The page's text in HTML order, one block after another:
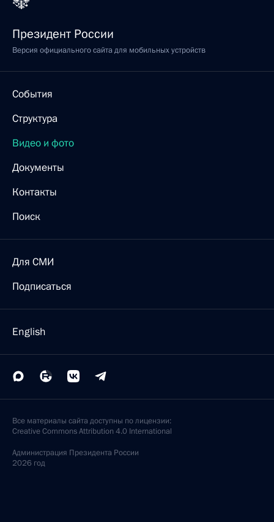
Президент России
Версия официального сайта для мобильных устройств
События
Структура
Видео и фото
Документы
Контакты
Поиск
Для СМИ
Подписаться
English
Все материалы сайта доступны по лицензии:
Creative Commons Attribution 4.0 International
Администрация Президента России
2026 год